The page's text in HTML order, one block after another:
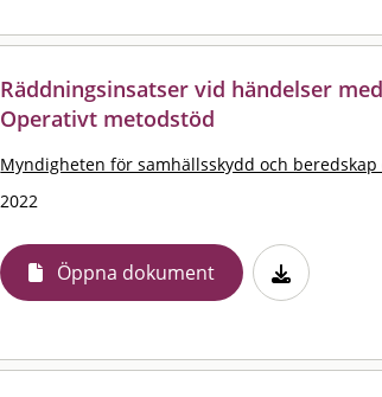
Räddningsinsatser vid händelser
Operativt metodstöd
Myndigheten för samhällsskydd och beredskap
2022
Öppna dokument